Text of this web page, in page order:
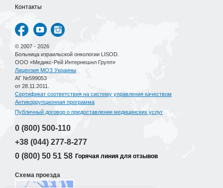
Контакты
© 2007 - 2026
Больница израильской онкологии LISOD.
ООО «Медикс-Рей Интернешнл Групп»
Лицензия МОЗ Украины
АГ №599053
от 28.11.2011.
Сертификат соответствия на систему управления качеством
Антикоррупционная программа
Публичный договор о предоставлении медицинских услуг
0 (800) 500-110
+38 (044) 277-8-277
0 (800) 50 51 58 Горячая линия для отзывов
Схема проезда